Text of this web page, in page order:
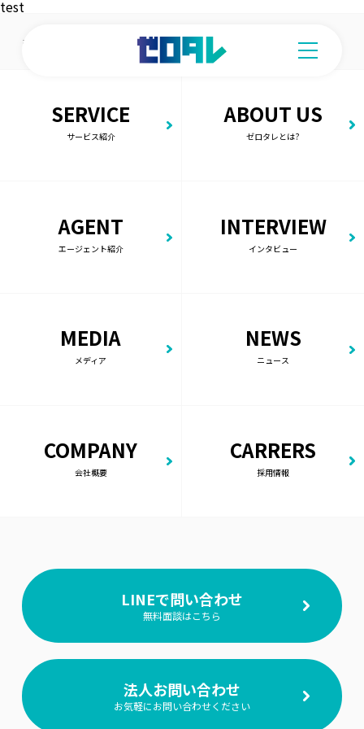
014
test
ホーム
SERVICE
サービス紹介
ABOUT US
ゼロタレとは?
AGENT
エージェント紹介
INTERVIEW
インタビュー
MEDIA
メディア
NEWS
ニュース
COMPANY
会社概要
CARRERS
採用情報
LINEで問い合わせ
無料面談はこちら
法人お問い合わせ
お気軽にお問い合わせください